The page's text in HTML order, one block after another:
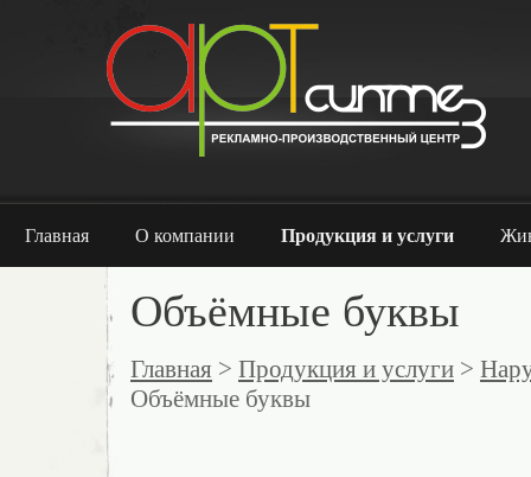
Главная О компании Продукция и услуги
Объёмные буквы
Главная > Продукция и услуги >
Объёмные буквы